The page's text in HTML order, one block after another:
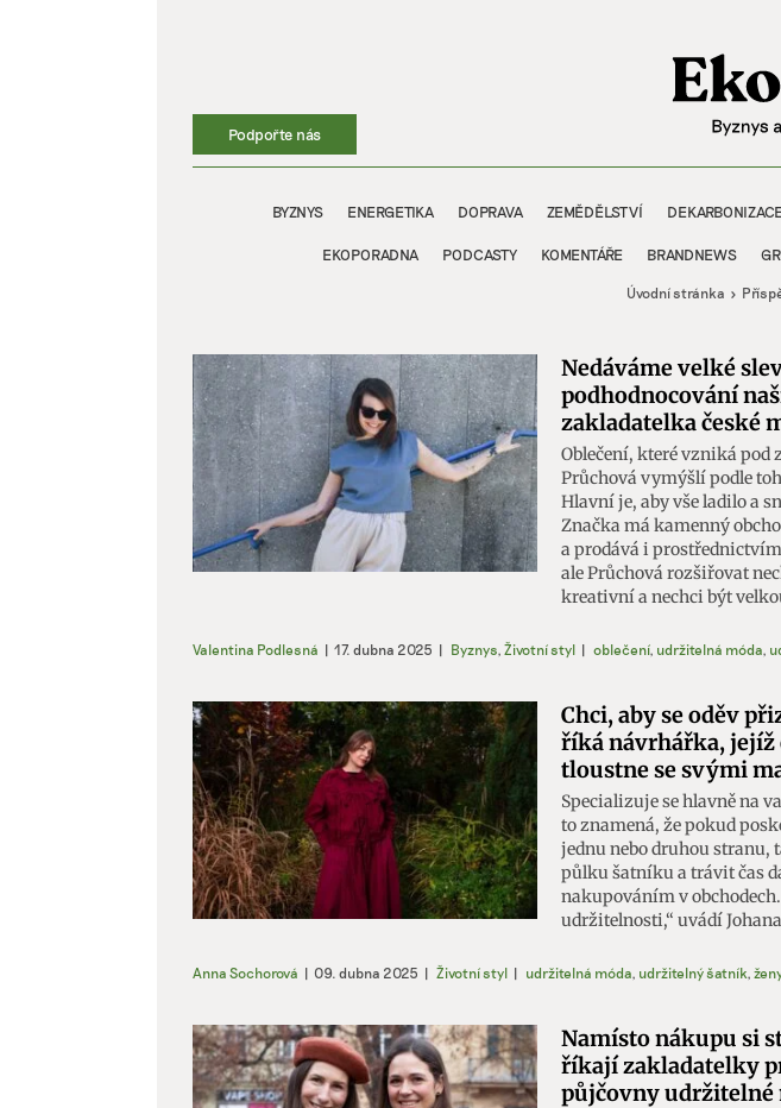
Podpořte nás
BYZNYS ENERGETIKA DOPRAVA ZEMĚDĚLSTVÍ
EKOPORADNA PODCASTY KOMENTÁŘE BRANDNEWS
Úvodní stránka
Nedáváme velké
podhodnocování
zakladatelka české
Oblečení, které vzniká pod
Průchová vymýšlí podle
Hlavní je, aby vše ladilo a
Značka má kamenný
a prodává i
ale Průchová rozšiřovat
kreativní a nechci být
Valentina Podlesná | 17. dubna 2025 | Byznys, Životní styl | oblečení, udržitelná móda,
Chci, aby se oděv
říká návrhářka, jejíž
tloustne se svými
Specializuje se hlavně na
to znamená, že pokud
jednu nebo druhou stranu,
půlku šatníku a trávit čas
nakupováním v
udržitelnosti,“ uvádí
Anna Sochorová | 09. dubna 2025 | Životní styl | udržitelná móda, udržitelný šatník,
Namísto nákupu si
říkají zakladatelky
půjčovny udržitelné